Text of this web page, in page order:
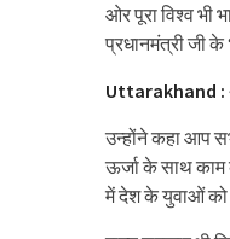
ओर पूरा विश्व भी
प्रधानमंत्री जी
Uttarakhand :
उन्होंने कहा आप
ऊर्जा के साथ काम
में देश के युवाओं को